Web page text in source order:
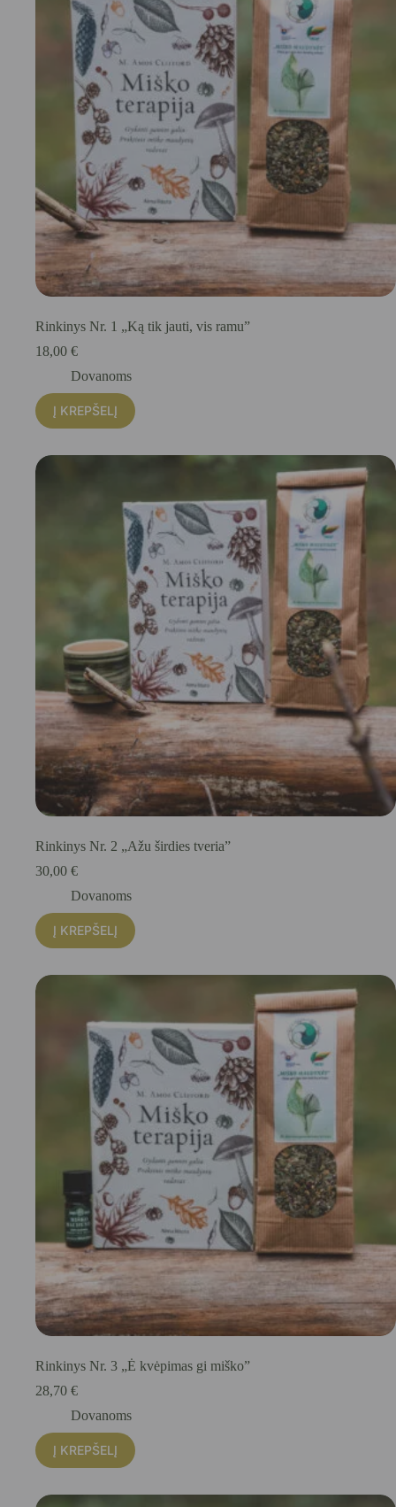
Rinkinys Nr. 1 „Ką tik jauti, vis ramu”
18,00 €
Dovanoms
Į KREPŠELĮ
Rinkinys Nr. 2 „Ažu širdies tveria”
30,00 €
Dovanoms
Į KREPŠELĮ
Rinkinys Nr. 3 „Ė kvėpimas gi miško”
28,70 €
Dovanoms
Į KREPŠELĮ